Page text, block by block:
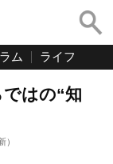
ム ライフ
ではの“知
）